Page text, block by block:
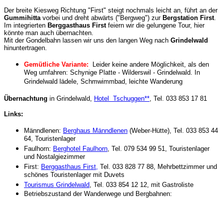
Der breite Kiesweg Richtung "First" steigt nochmals leicht an, führt an der
Gummihittavorbei und dreht abwärts ("Bergweg") zur Bergstation First.
Im integrierten Berggasthaus Firstfeiern wir die gelungene Tour, hier
könnte man auch übernachten.
Mit der Gondelbahn lassen wir uns den langen Weg nach Grindelwald
hinuntertragen.
Gemütliche Variante: Leider keine andere Möglichkeit, als den
Weg umfahren: Schynige Platte - Wilderswil - Grindelwald. In
Grindelwald lädele, Schmwimmbad, leichte Wanderung
Übernachtung in Grindelwald, Hotel Tschuggen**, Tel. 033 853 17 81
Links:
Männdlenen: Berghaus Männdlenen (Weber-Hütte), Tel. 033 853 44
64, Touristenlager
Faulhorn: Berghotel Faulhorn, Tel. 079 534 99 51, Touristenlager
und Nostalgiezimmer
First: Berggasthaus First, Tel. 033 828 77 88, Mehrbettzimmer und
schönes Touristenlager mit Duvets
Tourismus Grindelwald, Tel. 033 854 12 12, mit Gastroliste
Betriebszustand der Wanderwege und Bergbahnen: